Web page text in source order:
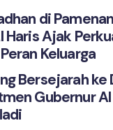
and email in this
di
Haris Ajak
Keluarga
Bersejarah ke
Gubernur